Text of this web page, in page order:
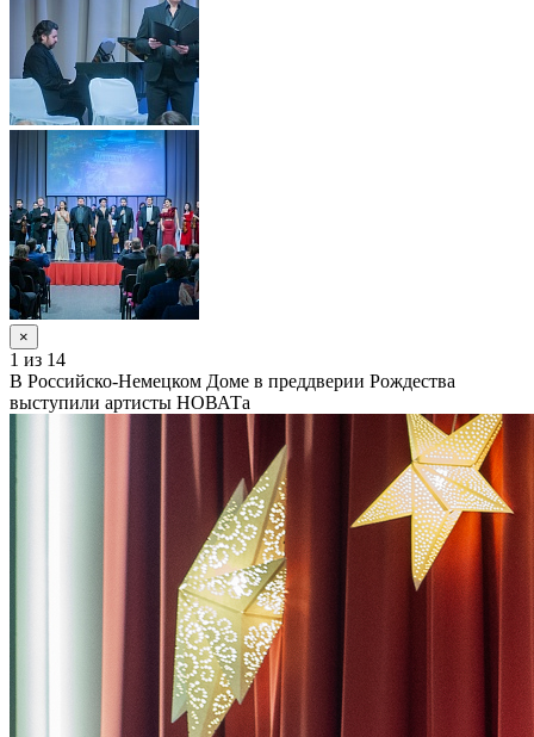
×
1 из 14
В Российско-Немецком Доме в преддверии Рождества
выступили артисты НОВАТа